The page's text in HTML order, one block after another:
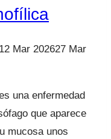
12 Mar 202627 Mar
una enfermedad
que aparece
mucosa unos